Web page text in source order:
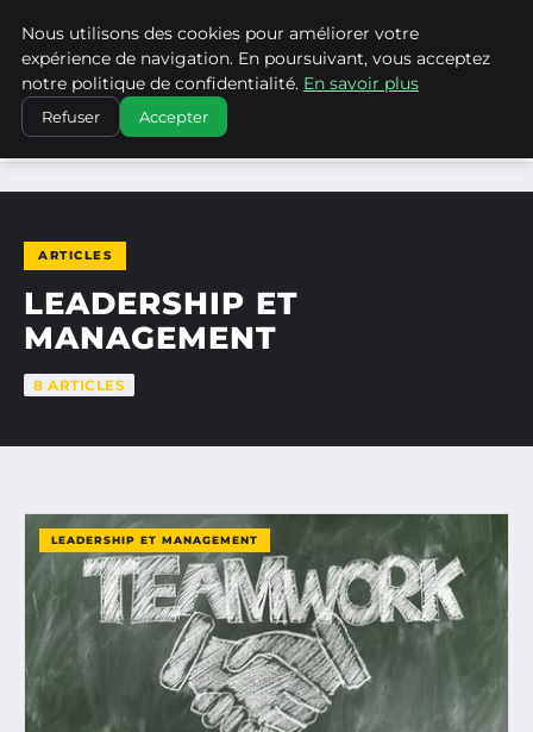
LA VANGUARDIA DEL SUR
ACCUEIL LEADERSHIP ET MANAGEMENT
ARTICLES
LEADERSHIP ET
MANAGEMENT
8 ARTICLES
LEADERSHIP ET MANAGEMENT
Nous utilisons des cookies pour améliorer votre
expérience de navigation. En poursuivant, vous acceptez
notre politique de confidentialité. En savoir plus
Refuser Accepter